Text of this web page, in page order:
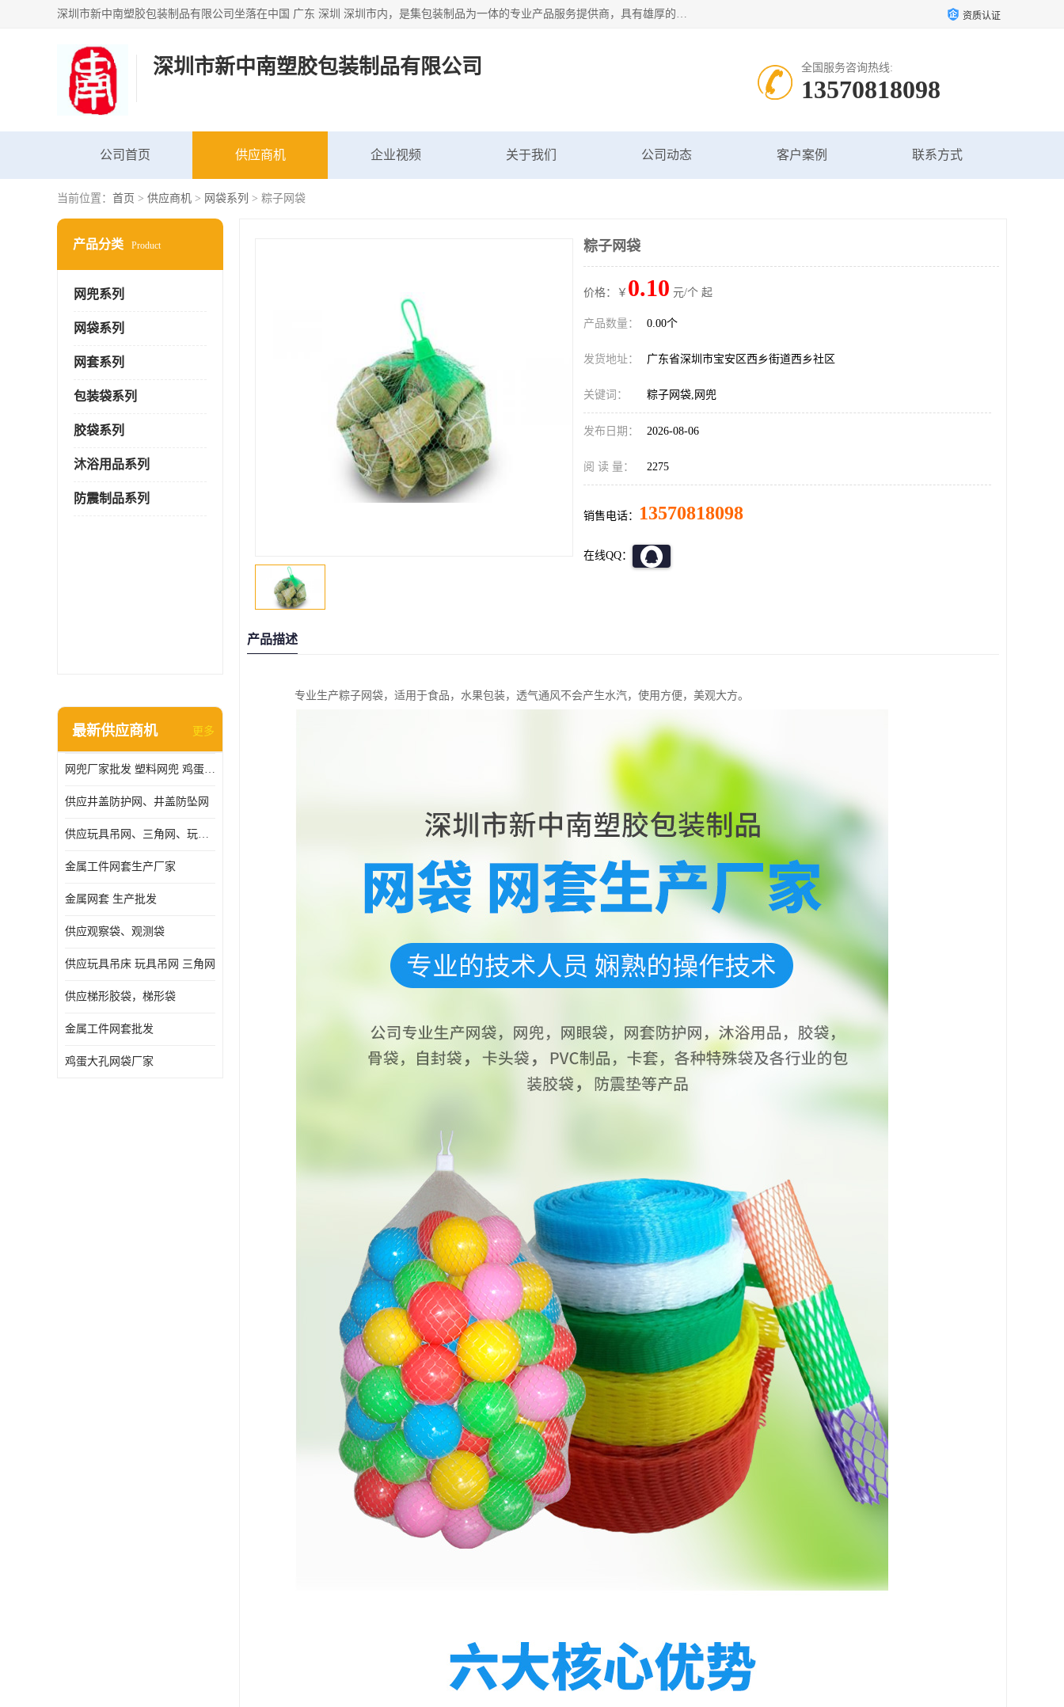
深圳市新中南塑胶包装制品有限公司坐落在中国 广东 深圳 深圳市内，是集包装制品为一体的专业产品服务提供商，具有雄厚的科研实力、技术实力和经济实力。主营网袋、网兜、网眼袋、网格袋、鱼丝网、尼龙网袋、网扣、网套等产品,大量批发,价格实惠。欢迎广大新老客户来电咨询价格、加盟、招商等服务。 资质认证
深圳市新中南塑胶包装制品有限公司 全国服务咨询热线:
13570818098
公司首页 供应商机 企业视频 关于我们 公司动态 客户案例 联系方式
当前位置： 首页 > 供应商机 > 网袋系列 > 粽子网袋
产品分类 Product
网兜系列
网袋系列
网套系列
包装袋系列
胶袋系列
沐浴用品系列
防震制品系列
最新供应商机 更多
网兜厂家批发 塑料网兜 鸡蛋网兜
供应井盖防护网、井盖防坠网
供应玩具吊网、三角网、玩具吊床
金属工件网套生产厂家
金属网套 生产批发
供应观察袋、观测袋
供应玩具吊床 玩具吊网 三角网
供应梯形胶袋，梯形袋
金属工件网套批发
鸡蛋大孔网袋厂家
粽子网袋
价格：￥ 0.10 元/个 起
产品数量： 0.00个
发货地址： 广东省深圳市宝安区西乡街道西乡社区
关键词： 粽子网袋,网兜
发布日期： 2026-08-06
阅 读 量： 2275
销售电话： 13570818098
在线QQ：
产品描述
专业生产粽子网袋，适用于食品，水果包装，透气通风不会产生水汽，使用方便，美观大方。